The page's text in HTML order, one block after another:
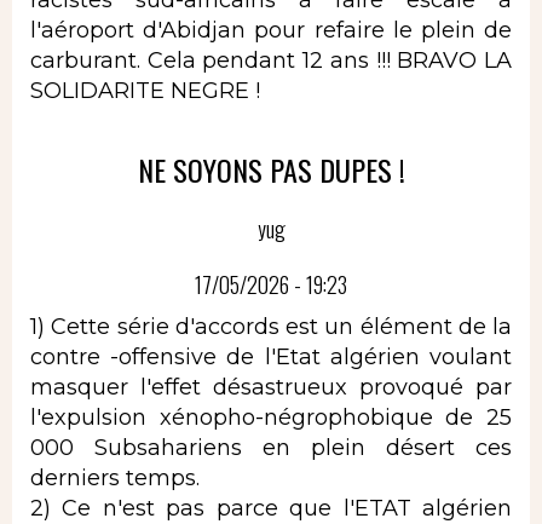
l'aéroport d'Abidjan pour refaire le plein de
carburant. Cela pendant 12 ans !!! BRAVO LA
SOLIDARITE NEGRE !
NE SOYONS PAS DUPES !
yug
17/05/2026 - 19:23
1) Cette série d'accords est un élément de la
contre -offensive de l'Etat algérien voulant
masquer l'effet désastrueux provoqué par
l'expulsion xénopho-négrophobique de 25
000 Subsahariens en plein désert ces
derniers temps.
2) Ce n'est pas parce que l'ETAT algérien